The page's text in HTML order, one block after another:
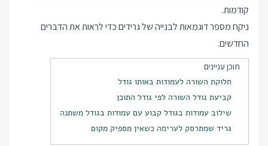
קודמות.
ניקח מספר דוגמאות לבנייה של גרידים כדי לראות את הדברים
החדשים.
תוכן עניינים
חלוקת השורה לעמודות באותו גודל
קביעת גודל השורה לפי גודל התוכן
שילוב עמודות בגודל קבוע עם עמודות בגודל משתנה
גריד שמתרסק לערימה כשאין מספיק מקום